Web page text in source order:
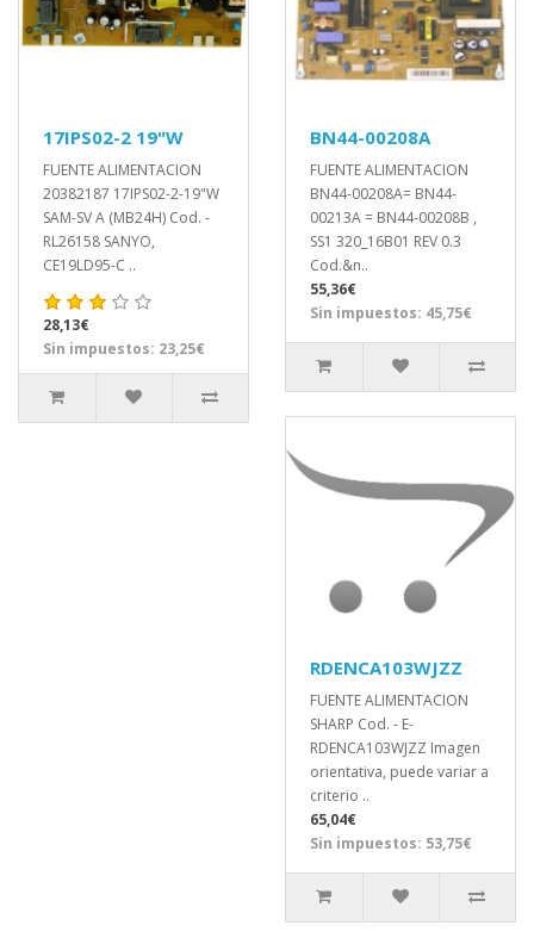
17IPS02-2 19"W
FUENTE ALIMENTACION
20382187 17IPS02-2-19"W
SAM-SV A (MB24H) Cod. -
RL26158 SANYO,
CE19LD95-C ..
28,13€
Sin impuestos: 23,25€
BN44-00208A
FUENTE ALIMENTACION
BN44-00208A= BN44-
00213A = BN44-00208B ,
SS1 320_16B01 REV 0.3
Cod.&n..
55,36€
Sin impuestos: 45,75€
RDENCA103WJZZ
FUENTE ALIMENTACION
SHARP Cod. - E-
RDENCA103WJZZ Imagen
orientativa, puede variar a
criterio ..
65,04€
Sin impuestos: 53,75€